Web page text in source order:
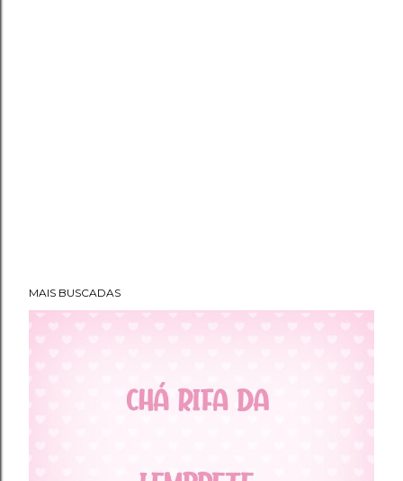
MAIS BUSCADAS